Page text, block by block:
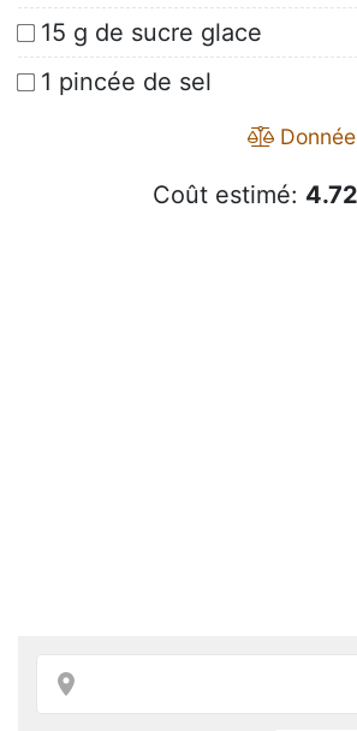
15 g de sucre glace
1 pincée de sel
Coût estimé: 4.72